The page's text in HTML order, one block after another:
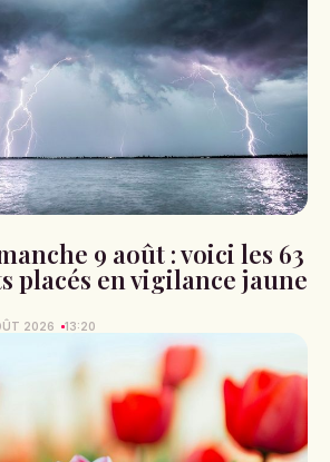
9 août : voici les 63
placés en vigilance jaune
2026 13:20